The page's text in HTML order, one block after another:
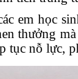
em học
thưởng
tục nỗ lực,